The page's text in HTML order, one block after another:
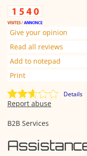
Give your opinion
Read all reviews
Add to notepad
Print
Details
Report abuse
B2B Services